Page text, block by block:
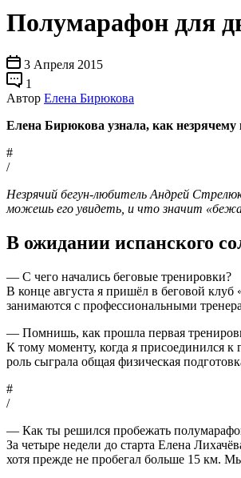
Полумарафон для
3 Апреля 2015
1
Автор Елена Бирюкова
Елена Бирюкова узнала, как
#
/
Незрячий бегун-любитель Андрей
можешь его увидеть, и что значит
В ожидании испанского
— С чего начались беговые тренировки?
В конце августа я пришёл в беговой клуб
занимаются с профессиональными
— Помнишь, как прошла первая
К тому моменту, когда я присоединился
роль сыграла общая физическая
#
/
— Как ты решился пробежать
За четыре недели до старта Елена
хотя прежде не пробегал больше 15 км.